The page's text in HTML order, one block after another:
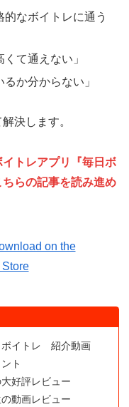
的なボイトレに通う
て通えない」
か分からない」
決します。
トレアプリ『毎日ボ
らの記事を読み進め
ボイトレ 紹介動画
ト
好評レビュー
動画レビュー